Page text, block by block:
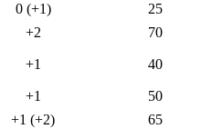
0 (+1)
25
+2
70
+1 40
+1
50
+1 (+2)
65